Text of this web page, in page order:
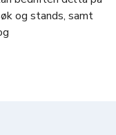
og stands, samt